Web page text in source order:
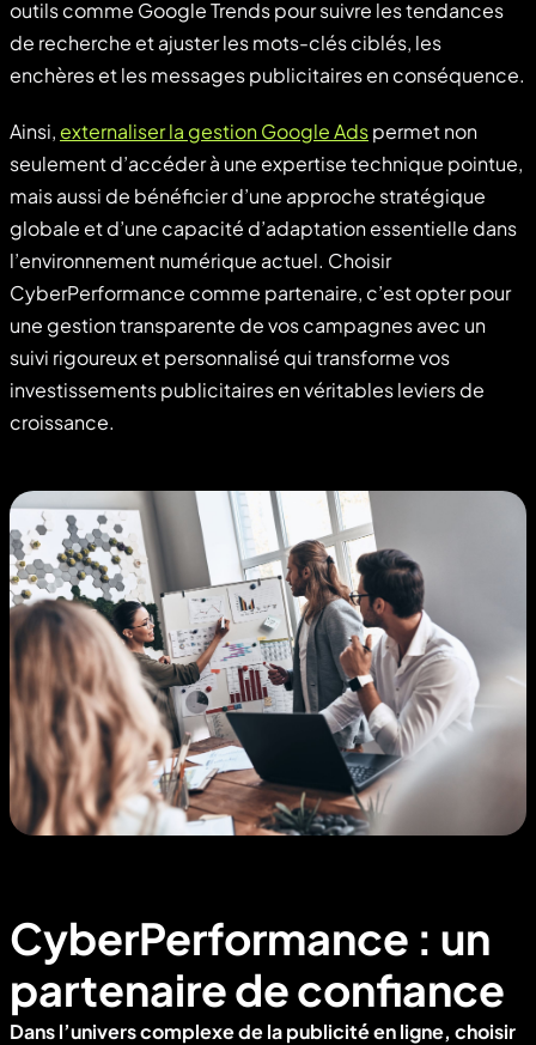
outils comme Google Trends pour suivre les tendances
de recherche et ajuster les mots-clés ciblés, les
enchères et les messages publicitaires en conséquence.
Ainsi,externaliser la gestion Google Adspermet non
seulement d’accéder à une expertise technique pointue,
mais aussi de bénéficier d’une approche stratégique
globale et d’une capacité d’adaptation essentielle dans
l’environnement numérique actuel. Choisir
CyberPerformance comme partenaire, c’est opter pour
une gestion transparente de vos campagnes avec un
suivi rigoureux et personnalisé qui transforme vos
investissements publicitaires en véritables leviers de
croissance.
CyberPerformance : un
partenaire de confiance
Dans l’univers complexe de la publicité en ligne, choisir